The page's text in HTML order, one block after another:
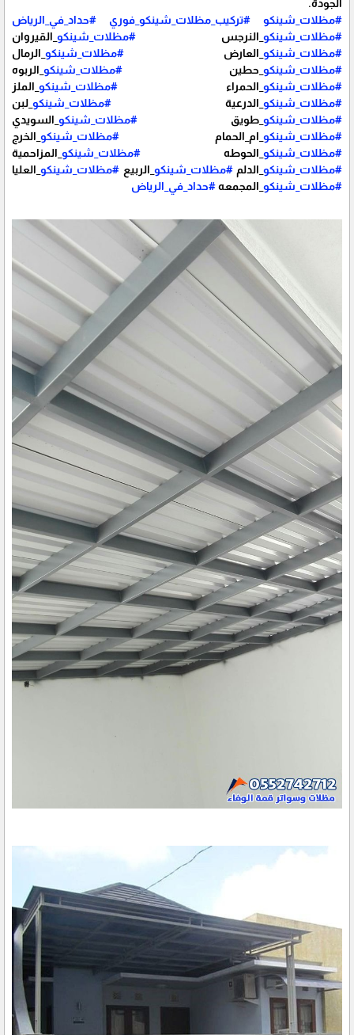
الجودة.
#مظلات_شينكو
#تركيب_مظلات_شينكو_فوري
#حداد_في_الرياض
#مظلات_شينكو _النرجس #مظلات_شينكو _القيروان
#مظلات_شينكو _العارض #مظلات_شينكو _الرمال
#مظلات_شينكو _حطين #مظلات_شينكو _الربوه
#مظلات_شينكو _الحمراء #مظلات_شينكو _الملز
#مظلات_شينكو _الدرعية #مظلات_شينكو _لبن
#مظلات_شينكو _طويق #مظلات_شينكو _السويدي
#مظلات_شينكو _ام_الحمام #مظلات_شينكو _الخرج
#مظلات_شينكو _الحوطه #مظلات_شينكو _المزاحمية
#مظلات_شينكو _الدلم#مظلات_شينكو _الربيع #مظلات_شينكو _العليا
#مظلات_شينكو _المجمعه#حداد_في_الرياض